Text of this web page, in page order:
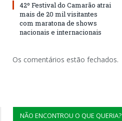
42º Festival do Camarão atrai
mais de 20 mil visitantes
com maratona de shows
nacionais e internacionais
Os comentários estão fechados.
NÃO ENCONTROU O QUE QUERIA?